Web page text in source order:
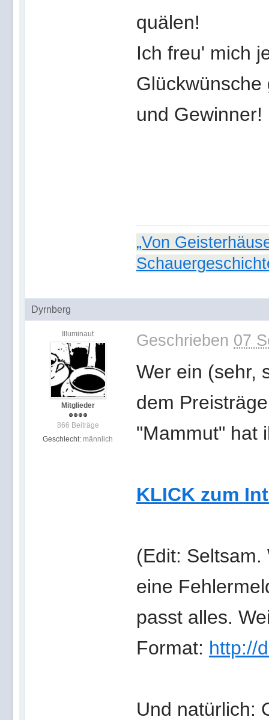
quälen!
Ich freu' mich
und Gewinner!
„Von
Dyrnberg
Illuminaut
Mitglieder
866 Beiträge
Geschlecht: männlich
Geschrieben 07
Wer ein (sehr,
dem
"Mammut" hat
KLICK zum
(Edit:
eine
passt alles.
Format: http://
Und natürlich: